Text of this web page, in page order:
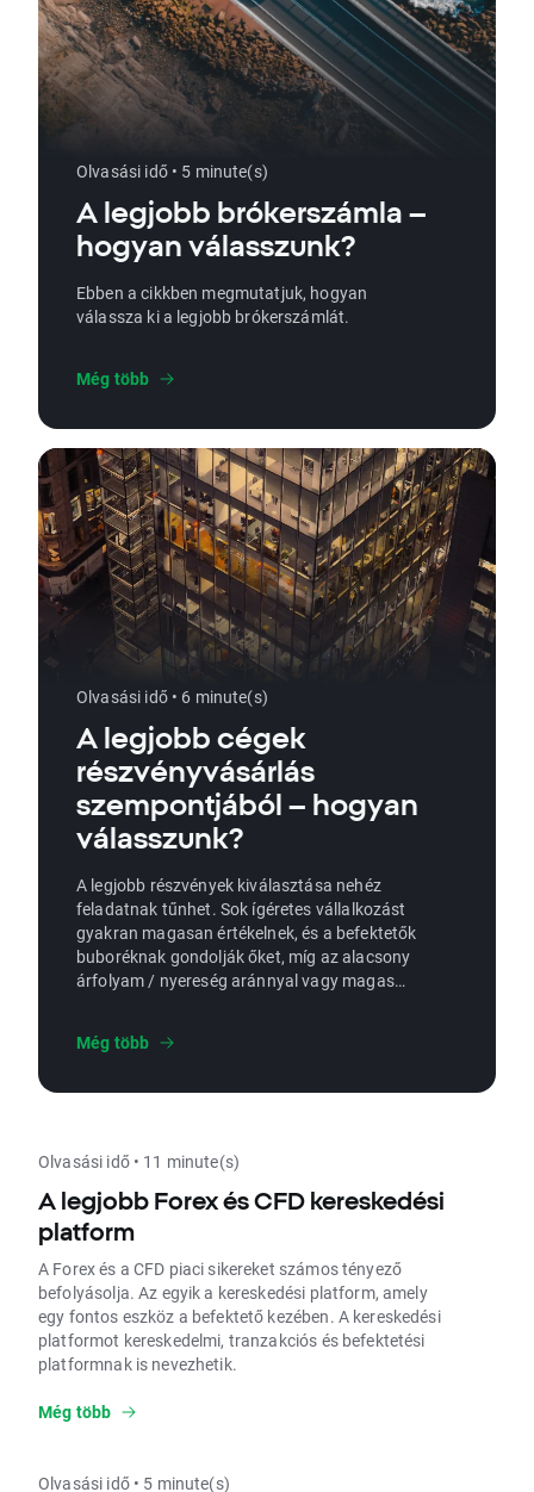
Olvasási idő • 5 minute(s)
A legjobb brókerszámla –
hogyan válasszunk?
Ebben a cikkben megmutatjuk, hogyan
válassza ki a legjobb brókerszámlát.
Még több
Olvasási idő • 6 minute(s)
A legjobb cégek
részvényvásárlás
szempontjából – hogyan
válasszunk?
A legjobb részvények kiválasztása nehéz
feladatnak tűnhet. Sok ígéretes vállalkozást
gyakran magasan értékelnek, és a befektetők
buboréknak gondolják őket, míg az alacsony
árfolyam / nyereség aránnyal vagy magas
megbuknak.
Még több
Olvasási idő • 11 minute(s)
A legjobb Forex és CFD kereskedési
platform
A Forex és a CFD piaci sikereket számos tényező
befolyásolja. Az egyik a kereskedési platform, amely
egy fontos eszköz a befektető kezében. A kereskedési
platformot kereskedelmi, tranzakciós és befektetési
platformnak is nevezhetik.
Még több
Olvasási idő • 5 minute(s)